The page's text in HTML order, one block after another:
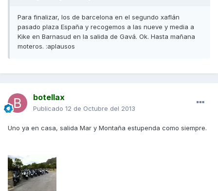
Para finalizar, los de barcelona en el segundo xaflán
pasado plaza España y recogemos a las nueve y media a
Kike en Barnasud en la salida de Gavá. Ok. Hasta mañana
moteros. :aplausos
botellax
Publicado 12 de Octubre del 2013
Uno ya en casa, salida Mar y Montaña estupenda como siempre.